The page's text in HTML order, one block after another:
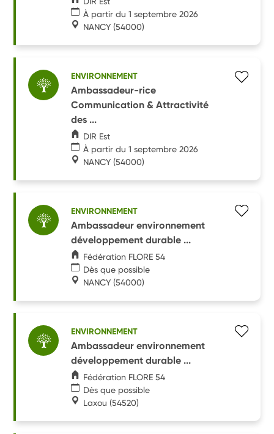
À partir du 1 septembre 2026
NANCY (54000)
ENVIRONNEMENT
Ambassadeur-rice
Communication & Attractivité
des ...
DIR Est
À partir du 1 septembre 2026
NANCY (54000)
ENVIRONNEMENT
Ambassadeur environnement
développement durable ...
Fédération FLORE 54
Dès que possible
NANCY (54000)
ENVIRONNEMENT
Ambassadeur environnement
développement durable ...
Fédération FLORE 54
Dès que possible
Laxou (54520)